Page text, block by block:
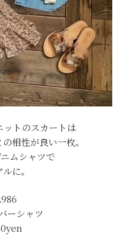
ットのスカートは
相性が良い一枚。
ムシャツで
に。
ーシャツ